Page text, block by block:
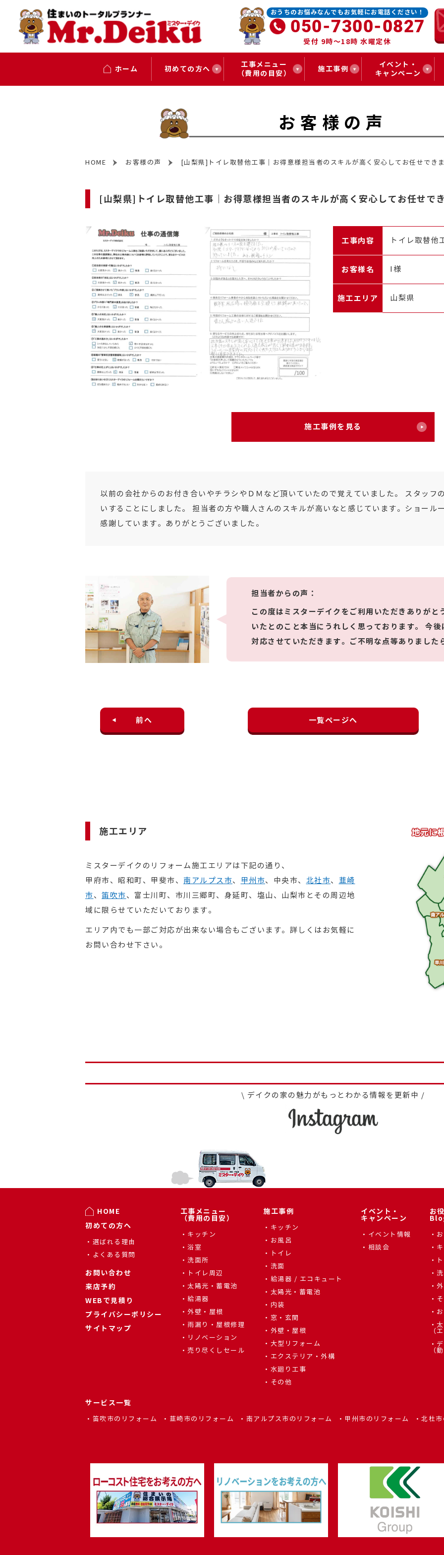
おうちのお悩みなんでもお気軽にお電話ください！
050-7300-0827
受付 9時～18時 水曜定休
ホーム 初めての方へ
工事メニュー
（費用の目安）
施工事例
イベント・
キャンペーン
お客様の声
HOME お客様の声 [山梨県]トイレ取替他工事｜お得意様担当者のスキルが高く安心してお任せでき
[山梨県]トイレ取替他工事｜お得意様担当者のスキルが高く安心してお任せで
工事内容 トイレ取替他
お客様名 I様
施工エリア 山梨県
施工事例を見る
以前の会社からのお付き合いやチラシやＤＭなど頂いていたので覚えていました。 スタッフ
いすることにしました。 担当者の方や職人さんのスキルが高いなと感じています。ショール
感謝しています。ありがとうございました。
担当者からの声：
この度はミスターデイクをご利用いただきありがと
いたとのこと本当にうれしく思っております。 今
対応させていただきます。ご不明な点等ありました
前へ 一覧ページへ
施工エリア
ミスターデイクのリフォーム施工エリアは下記の通り、
甲府市、昭和町、甲斐市、 南アルプス市、 甲州市、中央市、 北社市、 韮崎
市、 笛吹市、富士川町、市川三郷町、身延町、塩山、山梨市とその周辺地
域に限らせていただいております。
エリア内でも一部ご対応が出来ない場合もございます。詳しくはお気軽に
お問い合わせ下さい。
\ デイクの家の魅力がもっとわかる情報を更新中 /
HOME
初めての方へ
選ばれる理由
よくある質問
お問い合わせ
来店予約
WEBで見積り
プライバシーポリシー
サイトマップ
工事メニュー
（費用の目安）
キッチン
浴室
洗面所
トイレ周辺
太陽光・蓄電池
給湯器
外壁・屋根
雨漏り・屋根修理
リノベーション
売り尽くしセール
施工事例
キッチン
お風呂
トイレ
洗面
給湯器 / エコキュート
太陽光・蓄電池
内装
窓・玄関
外壁・屋根
大型リフォーム
エクステリア・外構
水廻り工事
その他
イベント・
キャンペーン
イベント情報
相談会
お
（
（
サービス一覧
笛吹市のリフォーム 韮崎市のリフォーム 南アルプス市のリフォーム 甲州市のリフォーム 北杜